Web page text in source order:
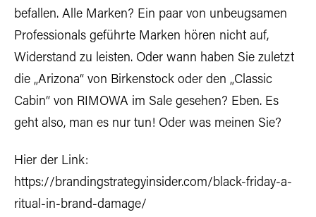
befallen. Alle Marken? Ein paar von unbeugsamen
Professionals geführte Marken hören nicht auf,
Widerstand zu leisten. Oder wann haben Sie zuletzt
die „Arizona“ von Birkenstock oder den „Classic
Cabin“ von RIMOWA im Sale gesehen? Eben. Es
geht also, man es nur tun! Oder was meinen Sie?
Hier der Link:
https://brandingstrategyinsider.com/black-friday-a-
ritual-in-brand-damage/